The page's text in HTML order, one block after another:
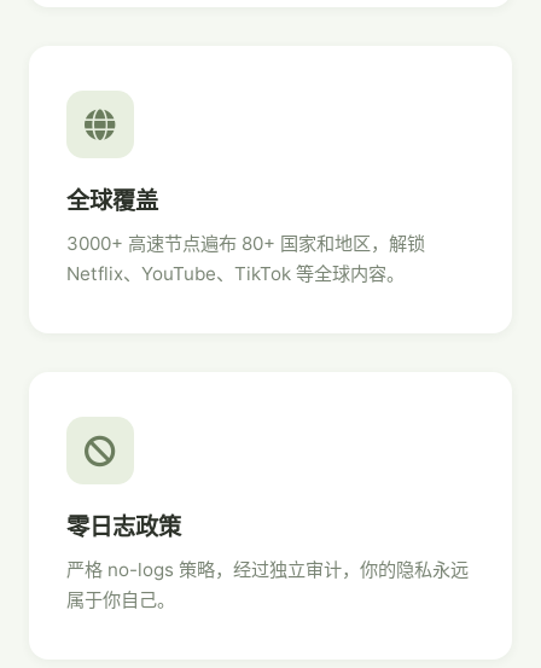
全球覆盖
3000+ 高速节点遍布 80+ 国家和地区，解锁
Netflix、YouTube、TikTok 等全球内容。
零日志政策
严格 no-logs 策略，经过独立审计，你的隐私永远
属于你自己。